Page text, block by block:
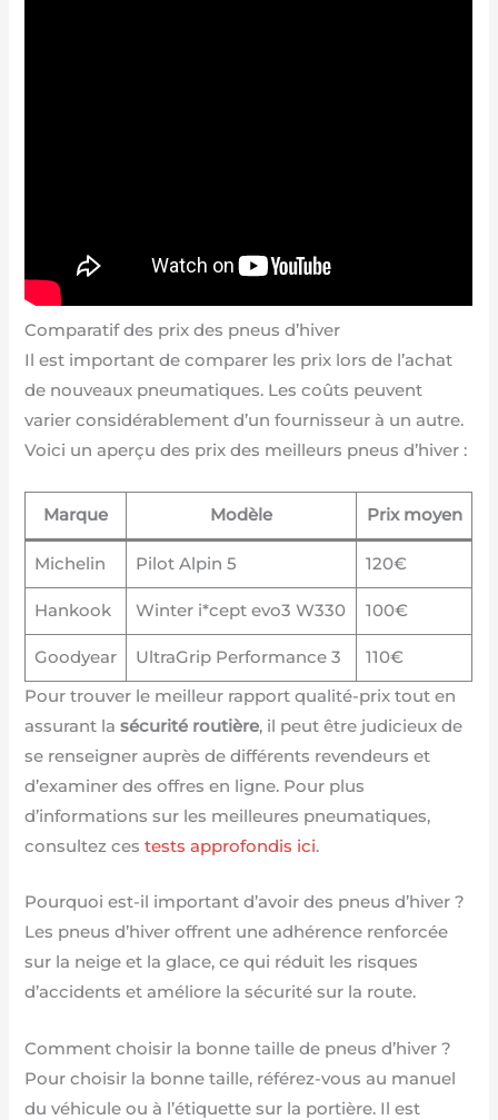
Comparatif des prix des pneus d’hiver
Il est important de comparer les prix lors de l’achat
de nouveaux pneumatiques. Les coûts peuvent
varier considérablement d’un fournisseur à un autre.
Voici un aperçu des prix des meilleurs pneus d’hiver :
Marque Modèle Prix moyen
Michelin Pilot Alpin 5 120€
Hankook Winter i*cept evo3 W330 100€
Goodyear UltraGrip Performance 3
110€
Pour trouver le meilleur rapport qualité-prix tout en
assurant lasécurité routière, il peut être judicieux de
se renseigner auprès de différents revendeurs et
d’examiner des offres en ligne. Pour plus
d’informations sur les meilleures pneumatiques,
consultez cestests approfondis ici.
Pourquoi est-il important d’avoir des pneus d’hiver ?
Les pneus d’hiver offrent une adhérence renforcée
sur la neige et la glace, ce qui réduit les risques
d’accidents et améliore la sécurité sur la route.
Comment choisir la bonne taille de pneus d’hiver ?
Pour choisir la bonne taille, référez-vous au manuel
du véhicule ou à l’étiquette sur la portière. Il est